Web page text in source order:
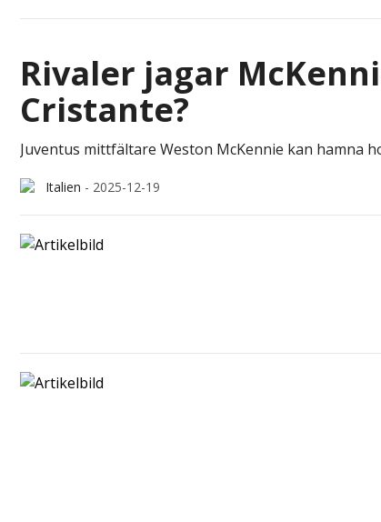
Rivaler jagar
Cristante?
Juventus mittfältare Weston McKennie kan hamna
Italien - 2025-12-19